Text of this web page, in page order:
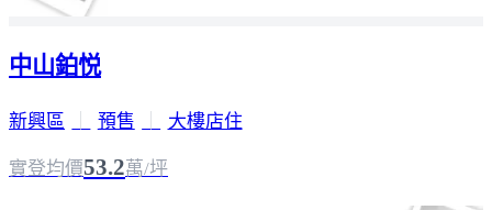
中山鉑悦
新興區 預售 大樓店住
實登均價53.2萬/坪